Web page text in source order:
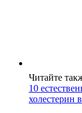
Читайте
10
холестерин